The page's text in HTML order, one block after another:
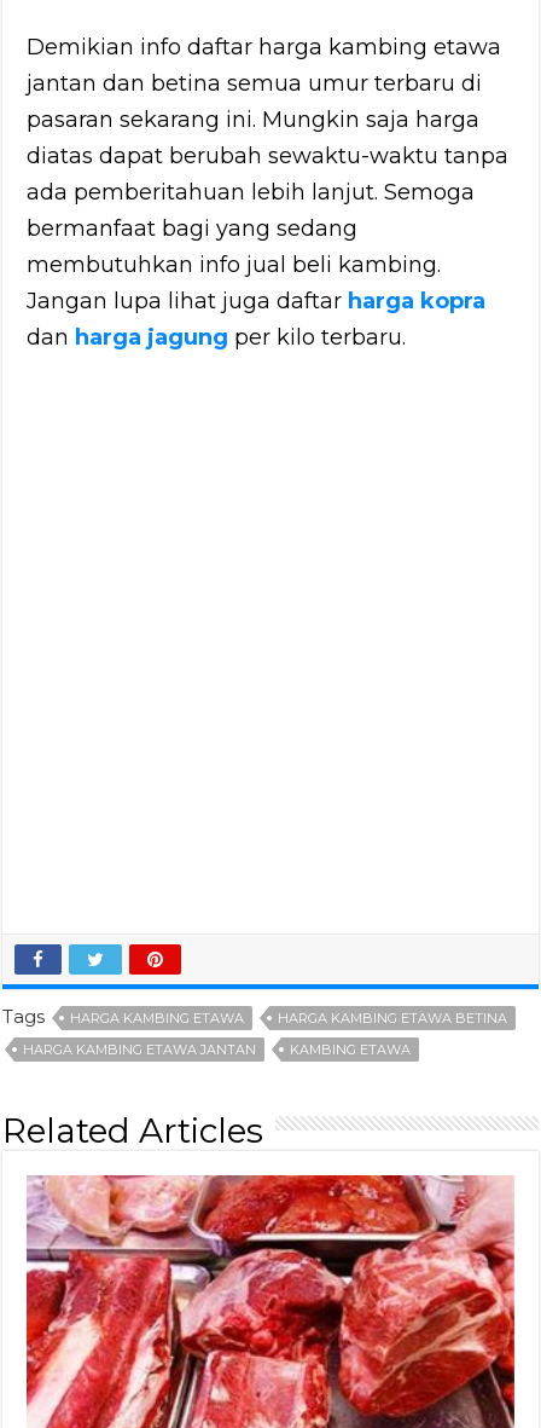
Demikian info daftar harga kambing etawa
jantan dan betina semua umur terbaru di
pasaran sekarang ini. Mungkin saja harga
diatas dapat berubah sewaktu-waktu tanpa
ada pemberitahuan lebih lanjut. Semoga
bermanfaat bagi yang sedang
membutuhkan info jual beli kambing.
Jangan lupa lihat juga daftar harga kopra
dan harga jagung per kilo terbaru.
Tags HARGA KAMBING ETAWA
HARGA KAMBING ETAWA BETINA
HARGA KAMBING ETAWA JANTAN
KAMBING ETAWA
Related Articles